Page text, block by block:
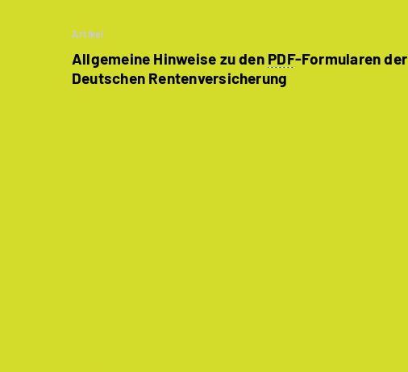
Artikel
Allgemeine Hinweise zu den PDF-Formularen der
Deutschen Rentenversicherung